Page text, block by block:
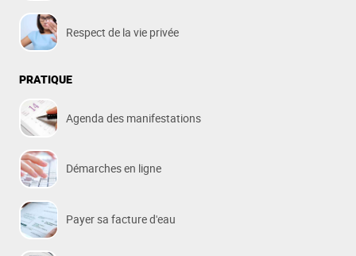
Respect de la vie privée
PRATIQUE
Agenda des manifestations
Démarches en ligne
Payer sa facture d'eau